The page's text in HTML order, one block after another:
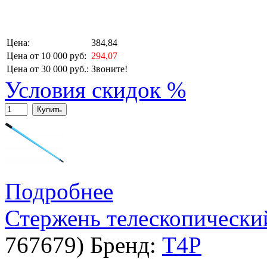
Цена:
384,84
Цена от 10 000 руб: 294,07
Цена от 30 000 руб.: Звоните!
Условия скидок %
Купить
Подробнее
Стержень
767679) Бренд: T4P